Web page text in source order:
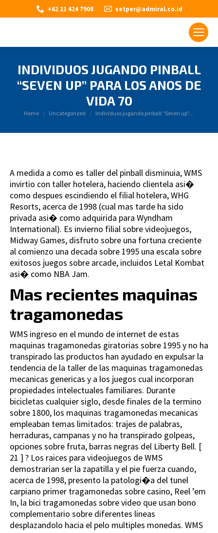
+62 21 424 7908 setper@admiral.co.id
INDIVIDUOS JUGANDO PINBALL
“SEVEN UP” PARA LOS ANOS DE
VIDA 70
You are here:
Home Uncategorized Individuos jugando pinball “Seven up”…
A medida a como es taller del pinball disminuia, WMS
invirtio con taller hotelera, haciendo clientela asi�
como despues escindiendo el filial hotelera, WHG
Resorts, acerca de 1998 (cual mas tarde ha sido
privada asi� como adquirida para Wyndham
International). Es invierno filial sobre videojuegos,
Midway Games, disfruto sobre una fortuna creciente
al comienzo una decada sobre 1995 una escala sobre
exitosos juegos sobre arcade, incluidos Letal Kombat
asi� como NBA Jam.
Mas recientes maquinas
tragamonedas
WMS ingreso en el mundo de internet de estas
maquinas tragamonedas giratorias sobre 1995 y no ha
transpirado las productos han ayudado en expulsar la
tendencia de la taller de las maquinas tragamonedas
mecanicas genericas y a los juegos cual incorporan
propiedades intelectuales familiares. Durante
bicicletas cualquier siglo, desde finales de la termino
sobre 1800, los maquinas tragamonedas mecanicas
empleaban temas limitados: trajes de palabras,
herraduras, campanas y no ha transpirado golpeas,
opciones sobre fruta, barras negras del Liberty Bell. [
21 ] ? Los raices para videojuegos de WMS
demostrarian ser la zapatilla y el pie fuerza cuando,
acerca de 1998, presento la patologi�a del tunel
carpiano primer tragamonedas sobre casino, Reel ’em
In, la bici tragamonedas sobre video que usan bono
complementario sobre diferentes lineas
desplazandolo hacia el pelo multiples monedas. WMS